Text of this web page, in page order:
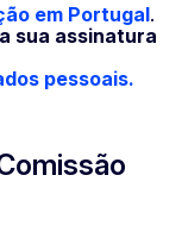
em Portugal.
sua assinatura
pessoais.